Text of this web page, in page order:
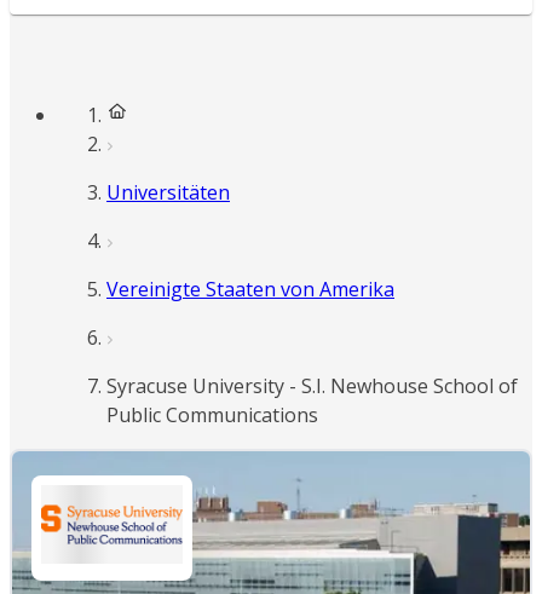
Universitäten
Vereinigte Staaten von Amerika
Syracuse University - S.I. Newhouse School of
Public Communications